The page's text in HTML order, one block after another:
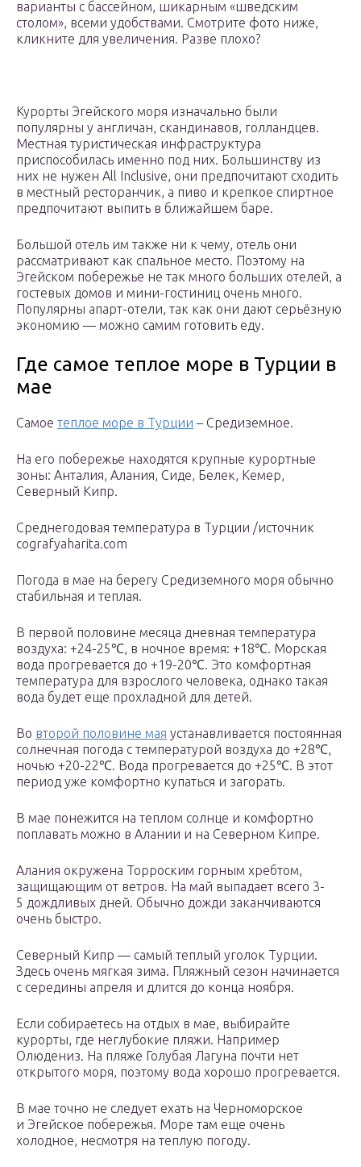
варианты с бассейном, шикарным «шведским
столом», всеми удобствами. Смотрите фото ниже,
кликните для увеличения. Разве плохо?
Курорты Эгейского моря изначально были
популярны у англичан, скандинавов, голландцев.
Местная туристическая инфраструктура
приспособилась именно под них. Большинству из
них не нужен All Inclusive, они предпочитают сходить
в местный ресторанчик, а пиво и крепкое спиртное
предпочитают выпить в ближайшем баре.
Большой отель им также ни к чему, отель они
рассматривают как спальное место. Поэтому на
Эгейском побережье не так много больших отелей, а
гостевых домов и мини-гостиниц очень много.
Популярны апарт-отели, так как они дают серьёзную
экономию — можно самим готовить еду.
Где самое теплое море в Турции в
мае
Самое теплое море в Турции – Средиземное.
На его побережье находятся крупные курортные
зоны: Анталия, Алания, Сиде, Белек, Кемер,
Северный Кипр.
Среднегодовая температура в Турции /источник
cografyaharita.com
Погода в мае на берегу Средиземного моря обычно
стабильная и теплая.
В первой половине месяца дневная температура
воздуха: +24-25℃, в ночное время: +18℃. Морская
вода прогревается до +19-20℃. Это комфортная
температура для взрослого человека, однако такая
вода будет еще прохладной для детей.
Во второй половине мая устанавливается постоянная
солнечная погода с температурой воздуха до +28℃,
ночью +20-22℃. Вода прогревается до +25℃. В этот
период уже комфортно купаться и загорать.
В мае понежится на теплом солнце и комфортно
поплавать можно в Алании и на Северном Кипре.
Алания окружена Торроским горным хребтом,
защищающим от ветров. На май выпадает всего 3-
5 дождливых дней. Обычно дожди заканчиваются
очень быстро.
Северный Кипр — самый теплый уголок Турции.
Здесь очень мягкая зима. Пляжный сезон начинается
с середины апреля и длится до конца ноября.
Если собираетесь на отдых в мае, выбирайте
курорты, где неглубокие пляжи. Например
Олюдениз. На пляже Голубая Лагуна почти нет
открытого моря, поэтому вода хорошо прогревается.
В мае точно не следует ехать на Черноморское
и Эгейское побережья. Море там еще очень
холодное, несмотря на теплую погоду.